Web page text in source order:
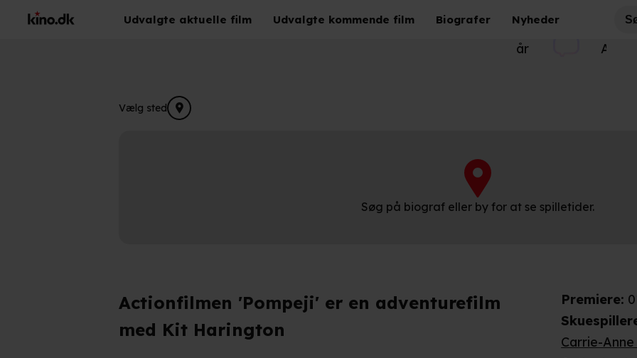
Udvalgte aktuelle film Udvalgte kommende film Biografer Nyheder
år
Vælg sted
Søg på biograf eller by for at se spilletider.
Premiere:
Carrie-
Actionfilmen 'Pompeji' er en adventurefilm
med Kit Harington